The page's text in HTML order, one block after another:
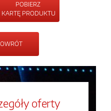
POBIERZ
KARTĘ PRODUKTU
oferty